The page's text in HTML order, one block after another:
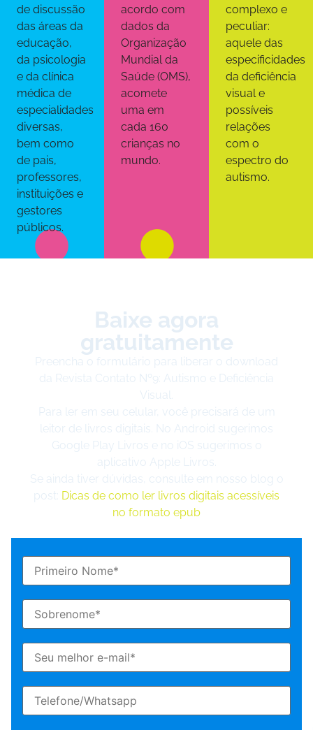
de discussão
das áreas da
educação,
da psicologia
e da clínica
médica de
especialidades
diversas,
bem como
de pais,
professores,
instituições e
gestores
públicos.
acordo com
dados da
Organização
Mundial da
Saúde (OMS),
acomete
uma em
cada 160
crianças no
mundo.
complexo e
peculiar:
aquele das
especificidades
da deficiência
visual e
possíveis
relações
com o
espectro do
autismo.
Baixe agora
gratuitamente
Preencha o formulário para liberar o download
da Revista Contato Nº9: Autismo e Deficiência
Visual.
Para ler em seu celular, você precisará de um
leitor de livros digitais. No Android sugerimos
Google Play Livros e no iOS sugerimos o
aplicativo Apple Livros.
Se ainda tiver dúvidas, consulte em nosso blog o
post: Dicas de como ler livros digitais acessíveis
no formato epub